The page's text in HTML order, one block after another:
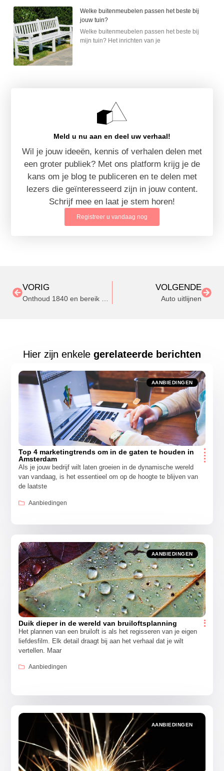
Welke buitenmeubelen passen het beste bij
jouw tuin?
Welke buitenmeubelen passen het beste bij
mijn tuin? Het inrichten van je
Meld u nu aan en deel uw verhaal!
Wil je jouw ideeën, kennis of verhalen delen met
een groter publiek? Met ons platform krijg je de
kans om je blog te publiceren en te delen met
lezers die geïnteresseerd zijn in jouw content.
Schrijf mee en laat je stem horen!
Registreer u vandaag nog
VORIG VOLGENDE
Auto uitlijnen
Hier zijn enkele gerelateerde berichten
AANBIEDINGEN
Top 4 marketingtrends om in de gaten te houden in
Amsterdam
Als je jouw bedrijf wilt laten groeien in de dynamische wereld
van vandaag, is het essentieel om op de hoogte te blijven van
de laatste
Aanbiedingen
AANBIEDINGEN
Duik dieper in de wereld van bruiloftsplanning
Het plannen van een bruiloft is als het regisseren van je eigen
liefdesfilm. Elk detail draagt bij aan het verhaal dat je wilt
vertellen. Maar
Aanbiedingen
AANBIEDINGEN